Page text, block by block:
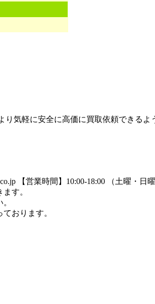
気軽に安全に高価に買取依頼できるよ
【営業時間】10:00-18:00 （土曜・日
す。
おります。